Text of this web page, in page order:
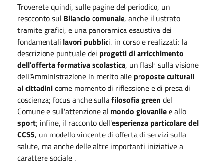
Troverete quindi, sulle pagine del periodico, un
resoconto sul Bilancio comunale, anche illustrato
tramite grafici, e una panoramica esaustiva dei
fondamentali lavori pubblici, in corso e realizzati; la
descrizione puntuale dei progetti di arricchimento
dell'offerta formativa scolastica, un flash sulla visione
dell'Amministrazione in merito alle proposte culturali
ai cittadinicome momento di riflessione e di presa di
coscienza; focus anche sullafilosofia green del
Comune e sull'attenzione al mondo giovanilee allo
sport; infine, il racconto dell'esperienza particolare del
CCSS, un modello vincente di offerta di servizi sulla
salute, ma anche delle altre importanti iniziative a
carattere sociale .